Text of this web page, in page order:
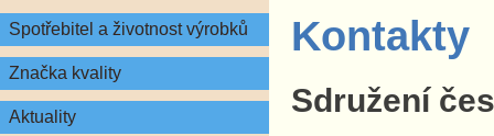
Spotřebitel a životnost výrobků
Značka kvality
Aktuality
Kontakty
Sdružení